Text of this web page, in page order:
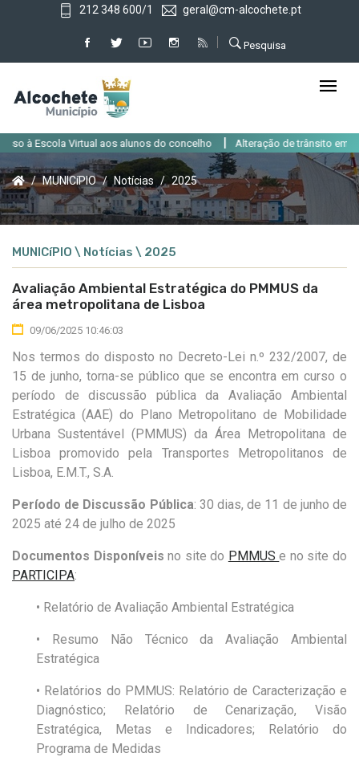
212 348 600/1 geral@cm-alcochete.pt
Pesquisa
Virtual aos alunos do concelho | Alteração de trânsito em
MUNICíPIO Notícias 2025
MUNICíPIO \ Notícias \ 2025
Avaliação Ambiental Estratégica do PMMUS da
área metropolitana de Lisboa
09/06/2025 10:46:03
Nos termos do disposto no Decreto-Lei n.º 232/2007, de
15 de junho, torna-se público que se encontra em curso o
período de discussão pública da Avaliação Ambiental
Estratégica (AAE) do Plano Metropolitano de Mobilidade
Urbana Sustentável (PMMUS) da Área Metropolitana de
Lisboa promovido pela Transportes Metropolitanos de
Lisboa, E.M.T., S.A.
Período de Discussão Pública: 30 dias, de 11 de junho de
2025 até 24 de julho de 2025
Documentos Disponíveis no site do PMMUSe no site do
PARTICIPA:
• Relatório de Avaliação Ambiental Estratégica
• Resumo Não Técnico da Avaliação Ambiental
Estratégica
• Relatórios do PMMUS: Relatório de Caracterização e
Diagnóstico; Relatório de Cenarização, Visão
Estratégica, Metas e Indicadores; Relatório do
Programa de Medidas